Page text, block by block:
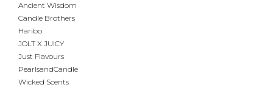
Ancient Wisdom
Candle Brothers
Haribo
JOLT X JUICY
Just Flavours
PearlsandCandle
Wicked Scents